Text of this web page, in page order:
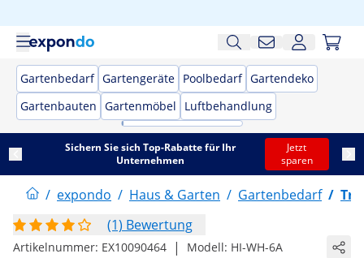
Gartenbedarf Gartengeräte Poolbedarf Gartendeko
Gartenbauten Gartenmöbel Luftbehandlung
Sichern Sie sich Top-Rabatte für Ihr
Unternehmen
Jetzt
sparen
/ expondo / Haus & Garten / Gartenbedarf /
(1) Bewertung
Artikelnummer: EX10090464 | Modell: HI-WH-6A